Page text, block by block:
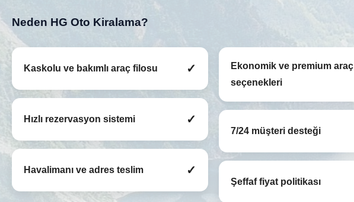
Neden HG Oto Kiralama?
Kaskolu ve bakımlı araç filosu ✓
Hızlı rezervasyon sistemi ✓
Havalimanı ve adres teslim ✓
Ekonomik ve premium araç
seçenekleri
7/24 müşteri desteği
Şeffaf fiyat politikası